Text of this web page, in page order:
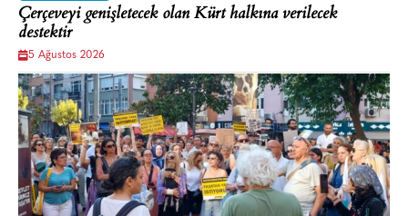
Çerçeveyi genişletecek olan Kürt halkına verilecek
destektir
5 Ağustos 2026